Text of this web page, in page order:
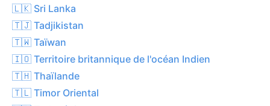
🇱🇰 Sri Lanka
🇹🇯 Tadjikistan
🇹🇼 Taïwan
🇮🇴 Territoire britannique de l'océan Indien
🇹🇭 Thaïlande
🇹🇱 Timor Oriental